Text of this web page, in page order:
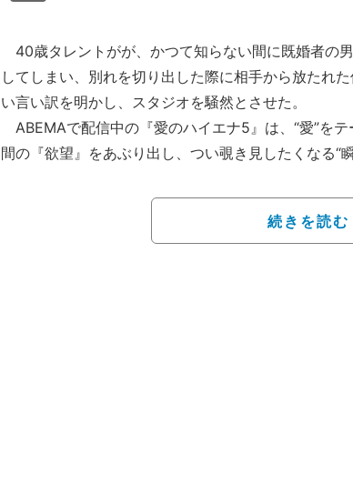
40歳タレントがが、かつて知らない間に既婚者の
してしまい、別れを切り出した際に相手から放たれ
い言い訳を明かし、スタジオを騒然とさせた。
ABEMAで配信中の『愛のハイエナ5』は、“愛”をテ
間の『欲望』をあぶり出し、つい覗き見したくなる“
ーク（嶋佐和也、屋敷裕政）がMCを務め、さらば青
（森田哲矢、東ブクロ）がレギュラー出演している。
続きを読む